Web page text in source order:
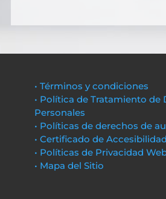
• Términos y condiciones
• Política de Tratamiento de
Personales
• Políticas de derechos de
• Certificado de Accesibilidad
• Políticas de Privacidad
• Mapa del Sitio